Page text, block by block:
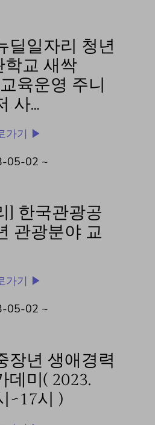
딜일자리 청년
학교 새싹
육운영 주니
사…
가기 ▶
05-02 ~
] 한국관광공
관광분야 교
가기 ▶
05-02 ~
장년 생애경력
데미( 2023.
~17시 )